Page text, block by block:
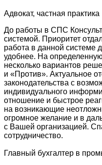
Адвокат, частная практика
До работы в СПС
системой. Приоритет
работа в данной системе
удобнее. На
несколько вариантов
и «Против». Актуальное
законодательства с
индивидуального
отношение и быстрое
на возникающие
огромное желание и в
с Вашей организацией.
сотрудничество.
Главный бухгалтер в